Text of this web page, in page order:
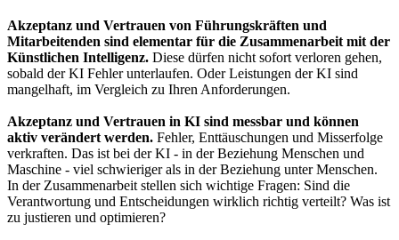
Akzeptanz und Vertrauen von Führungskräften und
Mitarbeitenden sind elementar für die Zusammenarbeit mit der
Künstlichen Intelligenz. Diese dürfen nicht sofort verloren gehen,
sobald der KI Fehler unterlaufen. Oder Leistungen der KI sind
mangelhaft, im Vergleich zu Ihren Anforderungen.
Akzeptanz und Vertrauen in KI sind messbar und können
aktiv verändert werden. Fehler, Enttäuschungen und Misserfolge
verkraften. Das ist bei der KI - in der Beziehung Menschen und
Maschine - viel schwieriger als in der Beziehung unter Menschen.
In der Zusammenarbeit stellen sich wichtige Fragen: Sind die
Verantwortung und Entscheidungen wirklich richtig verteilt? Was ist
zu justieren und optimieren?